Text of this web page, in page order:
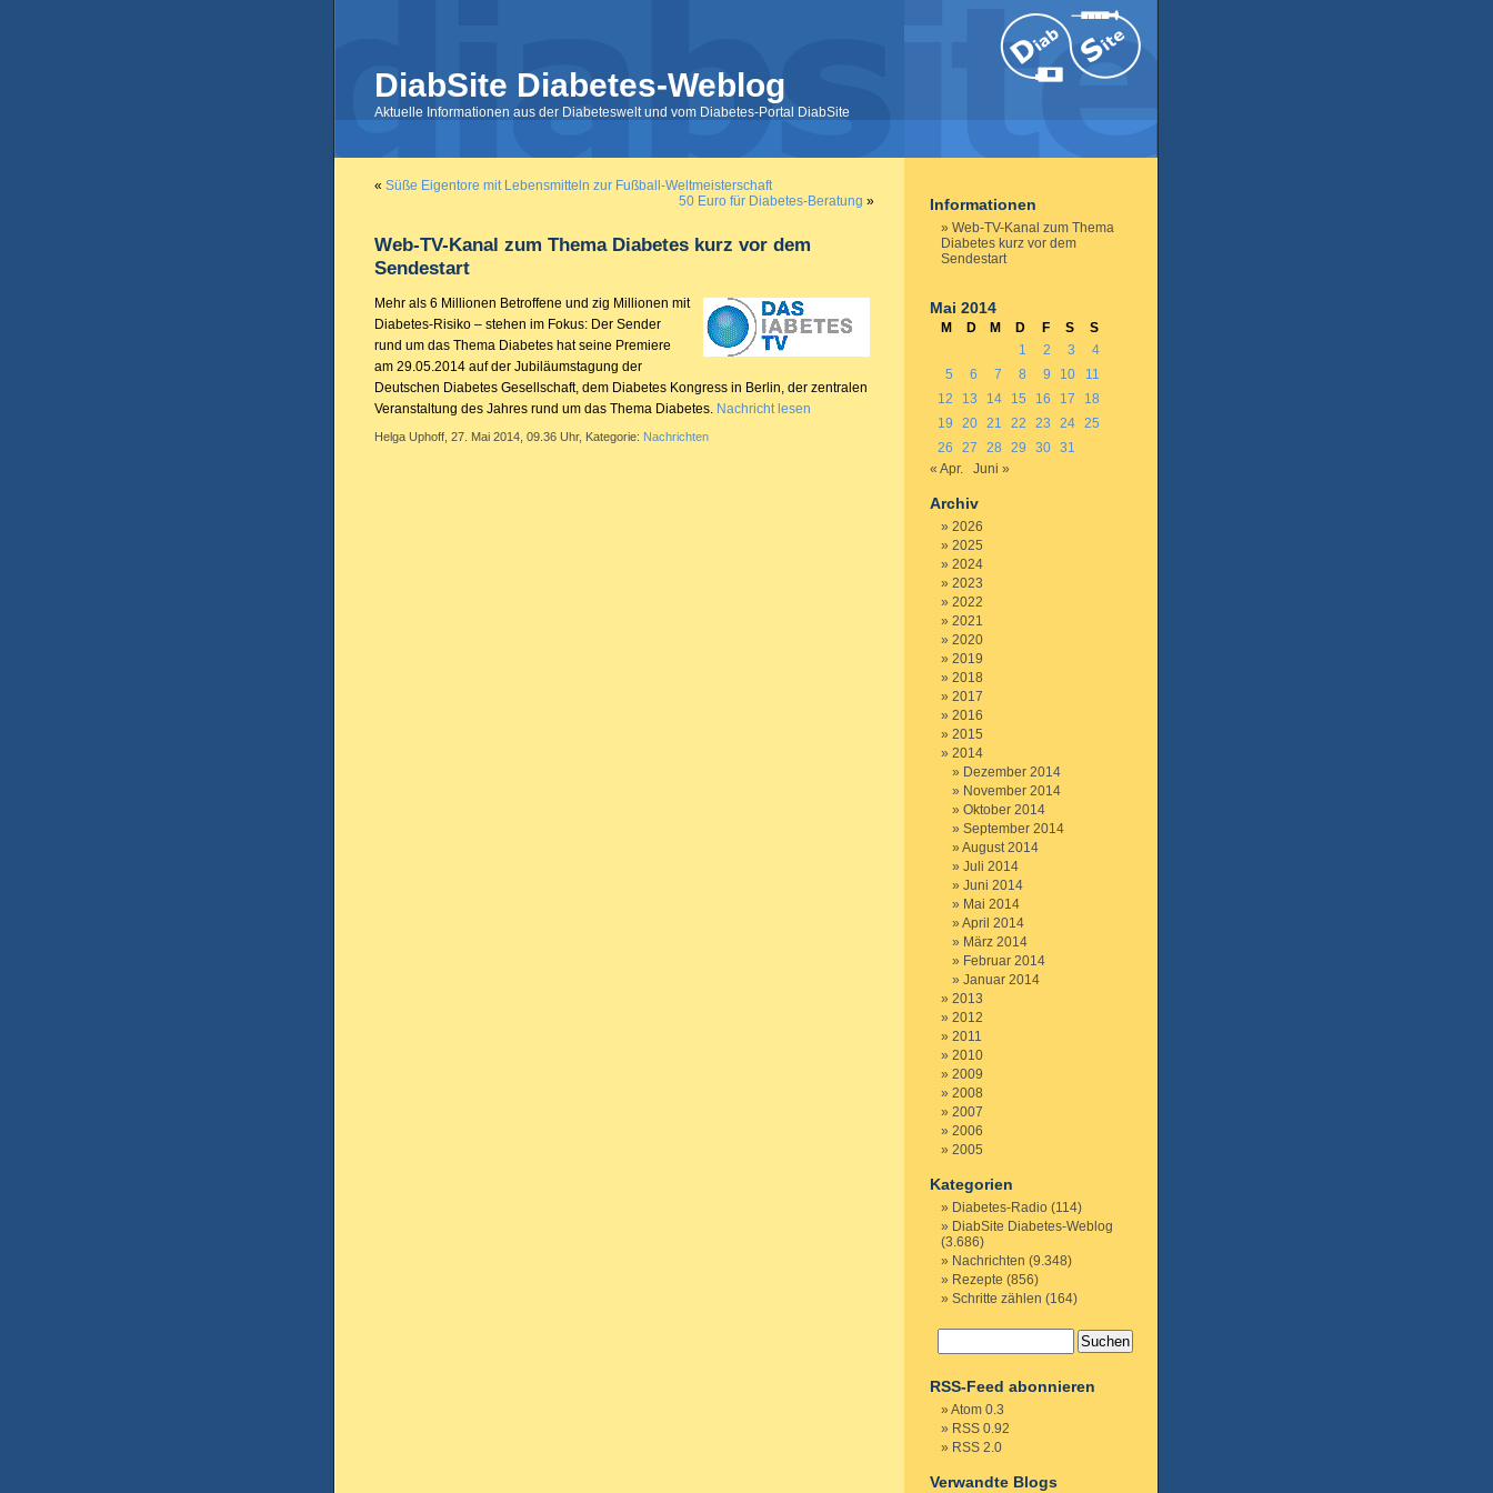
DiabSite Diabetes-Weblog
Aktuelle Informationen aus der Diabeteswelt und vom Diabetes-Portal DiabSite
« Süße Eigentore mit Lebensmitteln zur Fußball-Weltmeisterschaft
50 Euro für Diabetes-Beratung »
Web-TV-Kanal zum Thema Diabetes kurz vor dem
Sendestart
Mehr als 6 Millionen Betroffene und zig Millionen mit
Diabetes-Risiko – stehen im Fokus: Der Sender
rund um das Thema Diabetes hat seine Premiere
am 29.05.2014 auf der Jubiläumstagung der
Deutschen Diabetes Gesellschaft, dem Diabetes Kongress in Berlin, der zentralen
Veranstaltung des Jahres rund um das Thema Diabetes. Nachricht lesen
Helga Uphoff, 27. Mai 2014, 09.36 Uhr, Kategorie: Nachrichten
Informationen
Web-TV-Kanal zum Thema
Diabetes kurz vor dem
Sendestart
Mai 2014
M D M D F S
S
1
2 3
4
5
6 7 8 9 10
11
12
13 14 15 16 17
18
19
20 21 22 23 24 25
26
27 28 29 30 31
« Apr.
Juni »
Archiv
2026
2025
2024
2023
2022
2021
2020
2019
2018
2017
2016
2015
2014
Dezember 2014
November 2014
Oktober 2014
September 2014
August 2014
Juli 2014
Juni 2014
Mai 2014
April 2014
März 2014
Februar 2014
Januar 2014
2013
2012
2011
2010
2009
2008
2007
2006
2005
Kategorien
Diabetes-Radio (114)
DiabSite Diabetes-Weblog
(3.686)
Nachrichten (9.348)
Rezepte (856)
Schritte zählen (164)
RSS-Feed abonnieren
Atom 0.3
RSS 0.92
RSS 2.0
Verwandte Blogs